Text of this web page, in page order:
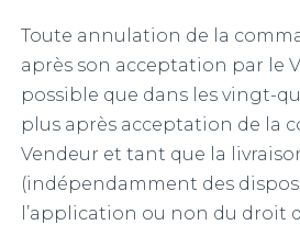
Toute annulation de la
après son acceptation par le
possible que dans les vingt-
plus après acceptation de la
Vendeur et tant que la
(indépendamment des
l’application ou non du droit